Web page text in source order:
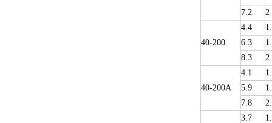
7.2
2
40-200
4.4
6.3
8.3
40-200A
4.1
5.9
7.8
3.7